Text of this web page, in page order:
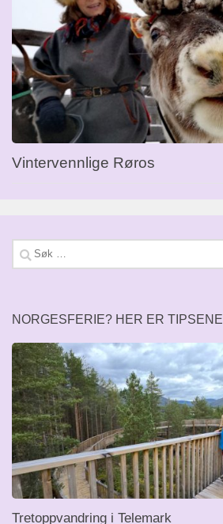
Vintervennlige Røros
Søk
etter:
NORGESFERIE? HER ER TIPSENE
Tretoppvandring i Telemark